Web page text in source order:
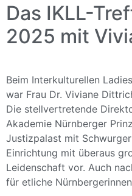
Das IKLL-
2025 mit
Beim Interkulturellen
war Frau Dr. Viviane
Die stellvertretende
Akademie Nürnberger
Justizpalast mit
Einrichtung mit überaus
Leidenschaft vor. Auch
für etliche